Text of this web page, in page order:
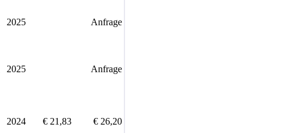
2025 Anfrage
2025 Anfrage
2024 € 21,83 € 26,20